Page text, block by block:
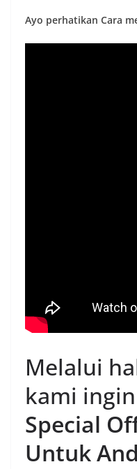
Ayo perhatikan Cara
Melalui
kami ingin
Special
Untuk